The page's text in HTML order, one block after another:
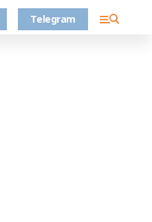
Telegram